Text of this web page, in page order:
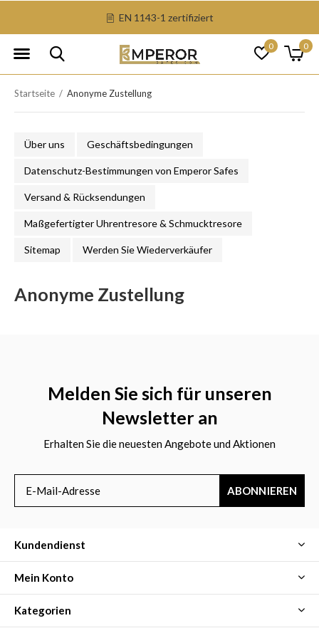
0 0
EN 1143-1 zertifiziert
Startseite Anonyme Zustellung
Über uns Geschäftsbedingungen
Datenschutz-Bestimmungen von Emperor Safes
Versand & Rücksendungen
Maßgefertigter Uhrentresore & Schmucktresore
Sitemap Werden Sie Wiederverkäufer
Anonyme Zustellung
Melden Sie sich für unseren
Newsletter an
Erhalten Sie die neuesten Angebote und Aktionen
ABONNIEREN
Kundendienst
Mein Konto
Kategorien